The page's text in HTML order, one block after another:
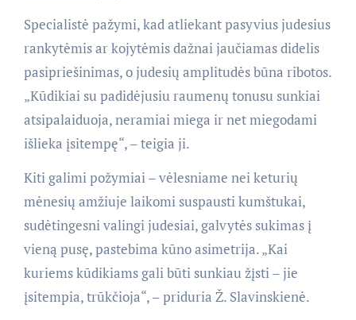
Specialistė pažymi, kad atliekant pasyvius judesius
rankytėmis ar kojytėmis dažnai jaučiamas didelis
pasipriešinimas, o judesių amplitudės būna ribotos.
„Kūdikiai su padidėjusiu raumenų tonusu sunkiai
atsipalaiduoja, neramiai miega ir net miegodami
išlieka įsitempę“, – teigia ji.
Kiti galimi požymiai – vėlesniame nei keturių
mėnesių amžiuje laikomi suspausti kumštukai,
sudėtingesni valingi judesiai, galvytės sukimas į
vieną pusę, pastebima kūno asimetrija. „Kai
kuriems kūdikiams gali būti sunkiau žįsti – jie
įsitempia, trūkčioja“, – priduria Ž. Slavinskienė.